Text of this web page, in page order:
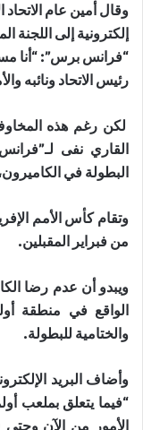
وقال أمين عام
إلكترونية إلى اللجنة
“فرانس برس”: “أنا
رئيس الاتحاد ونائبه
لكن رغم هذه
القاري نفى
البطولة في الكاميرون،
من فبراير المقبلين.
ويبدو أن عدم رضا
الواقع في منطقة
والختامية للبطولة.
“فيما يتعلق بملعب